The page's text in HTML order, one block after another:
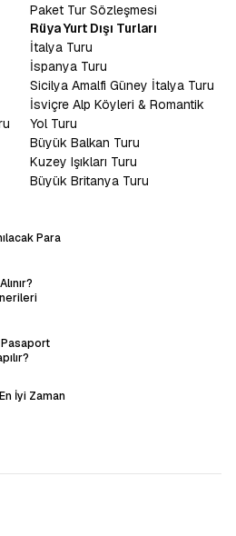
Paket Tur Sözleşmesi
Rüya Yurt Dışı Turları
İtalya Turu
İspanya Turu
Sicilya Amalfi Güney İtalya Turu
İsviçre Alp Köyleri & Romantik
Yol Turu
Büyük Balkan Turu
Kuzey Işıkları Turu
Büyük Britanya Turu
Para
İyi Zaman